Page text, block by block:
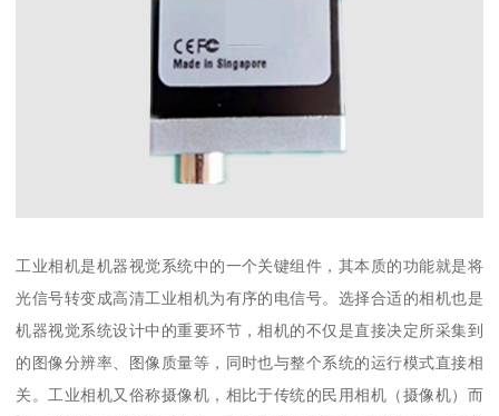
工业相机是机器视觉系统中的一个关键组件，其本质的功能就是将
光信号转变成高清工业相机为有序的电信号。选择合适的相机也是
机器视觉系统设计中的重要环节，相机的不仅是直接决定所采集到
的图像分辨率、图像质量等，同时也与整个系统的运行模式直接相
关。工业相机又俗称摄像机，相比于传统的民用相机（摄像机）而